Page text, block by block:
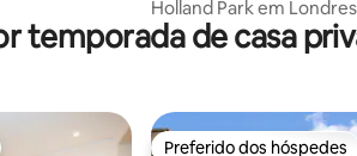
Holland Park em
estacionamento,
temporada de casa
Preferido dos hóspedes